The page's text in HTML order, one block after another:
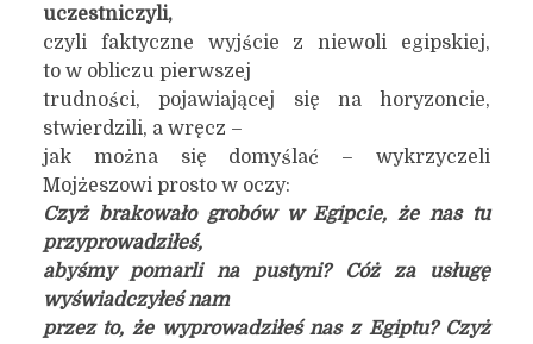
uczestniczyli,
czyli faktyczne wyjście z niewoli egipskiej,
to w obliczu pierwszej
trudności, pojawiającej się na horyzoncie,
stwierdzili, a wręcz –
jak można się domyślać – wykrzyczeli
Mojżeszowi prosto w oczy:
Czyż brakowało grobów w Egipcie, że nas tu
przyprowadziłeś,
abyśmy pomarli na pustyni? Cóż za usługę
wyświadczyłeś nam
przez to, że wyprowadziłeś nas z Egiptu? Czyż